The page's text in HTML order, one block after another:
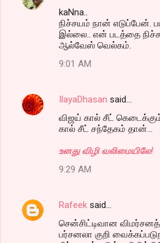
kaNna..
நிச்சயம் நான் எடுப்பேன்.
இல்லை.. என் படத்தை
ஆல்வேஸ் வெல்கம்.
9:01 AM
IlayaDhasan said…
விஜய் கால் சீட்
கால் சீட் சந்தேகம் தான்...
உனது விழி வலிமையிலே!
9:29 AM
Rafeek said…
சென்சிட்டிவான
பர்சனலா குறி